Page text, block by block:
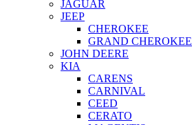
JAGUAR
JEEP
CHEROKEE
GRAND CHEROKEE
JOHN DEERE
KIA
CARENS
CARNIVAL
CEED
CERATO